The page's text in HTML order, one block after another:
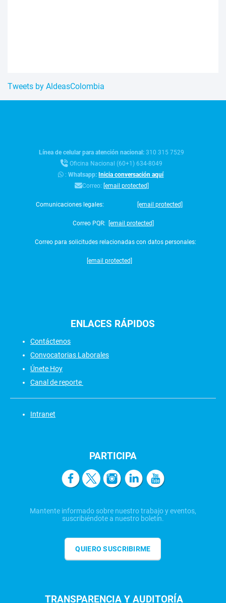
Tweets by AldeasColombia
Línea de celular para atención nacional:310 315 7529
Oficina Nacional (60+1) 634-8049
:Whatsapp:Inicia conversación aquí
Correo: [email protected]
Comunicaciones legales: [email protected]
Correo PQR: [email protected]
Correo para solicitudes relacionadas con datos personales:
[email protected]
ENLACES RÁPIDOS
Contáctenos
Convocatorias Laborales
Únete Hoy
Canal de reporte
Intranet
PARTICIPA
Mantente informado sobre nuestro trabajo y eventos,
suscribiéndote a nuestro boletín.
QUIERO SUSCRIBIRME
TRANSPARENCIA Y AUDITORÍA